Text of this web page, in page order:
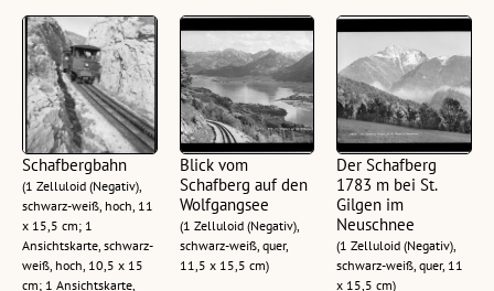
Schafbergbahn
(1 Zelluloid (Negativ),
schwarz-weiß, hoch, 11
x 15,5 cm; 1
Ansichtskarte, schwarz-
weiß, hoch, 10,5 x 15
cm; 1 Ansichtskarte,
Blick vom
Schafberg auf den
Wolfgangsee
(1 Zelluloid (Negativ),
schwarz-weiß, quer,
11,5 x 15,5 cm)
Der Schafberg
1783 m bei St.
Gilgen im
Neuschnee
(1 Zelluloid (Negativ),
schwarz-weiß, quer, 11
x 15,5 cm)